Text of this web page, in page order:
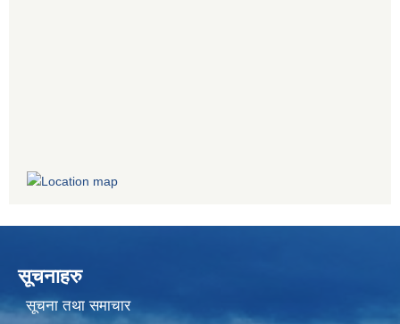
सूचनाहरु
सूचना तथा समाचार